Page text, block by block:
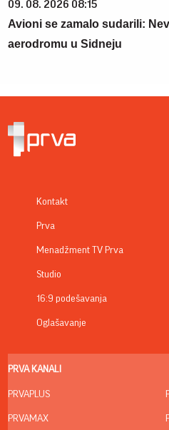
09. 08. 2026 08:15
Avioni se zamalo sudarili:
aerodromu u Sidneju
Kontakt
Prva
Menadžment TV Prva
Studio
16:9 podešavanja
Oglašavanje
PRVA KANALI
PRVAPLUS
PRVAMAX